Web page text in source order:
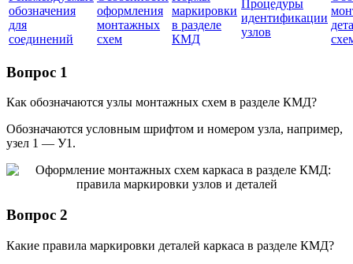
обозначения
для
соединений
оформления
монтажных
схем
маркировки
в разделе
КМД
Процедуры
идентификации
узлов
Вопрос 1
Как обозначаются узлы монтажных схем в разделе КМД?
Обозначаются условным шрифтом и номером узла, например,
узел 1 — У1.
Вопрос 2
Какие правила маркировки деталей каркаса в разделе КМД?